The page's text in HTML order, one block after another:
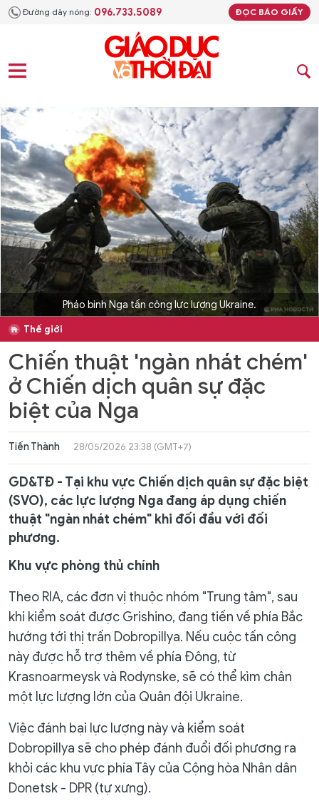
Đường dây nóng: 096.733.5089 ĐỌC BÁO GIẤY
Pháo binh Nga tấn công lực lượng Ukraine.
Thế giới
Chiến thuật 'ngàn nhát chém'
ở Chiến dịch quân sự đặc
biệt của Nga
Tiến Thành 28/05/2026 23:38 (GMT+7)
GD&TĐ - Tại khu vực Chiến dịch quân sự đặc biệt
(SVO), các lực lượng Nga đang áp dụng chiến
thuật "ngàn nhát chém" khi đối đầu với đối
phương.
Khu vực phòng thủ chính
Theo RIA, các đơn vị thuộc nhóm "Trung tâm", sau
khi kiểm soát được Grishino, đang tiến về phía Bắc
hướng tới thị trấn Dobropillya. Nếu cuộc tấn công
này được hỗ trợ thêm về phía Đông, từ
Krasnoarmeysk và Rodynske, sẽ có thể kìm chân
một lực lượng lớn của Quân đội Ukraine.
Việc đánh bại lực lượng này và kiểm soát
Dobropillya sẽ cho phép đánh đuổi đối phương ra
khỏi các khu vực phía Tây của Cộng hòa Nhân dân
Donetsk - DPR (tự xưng).